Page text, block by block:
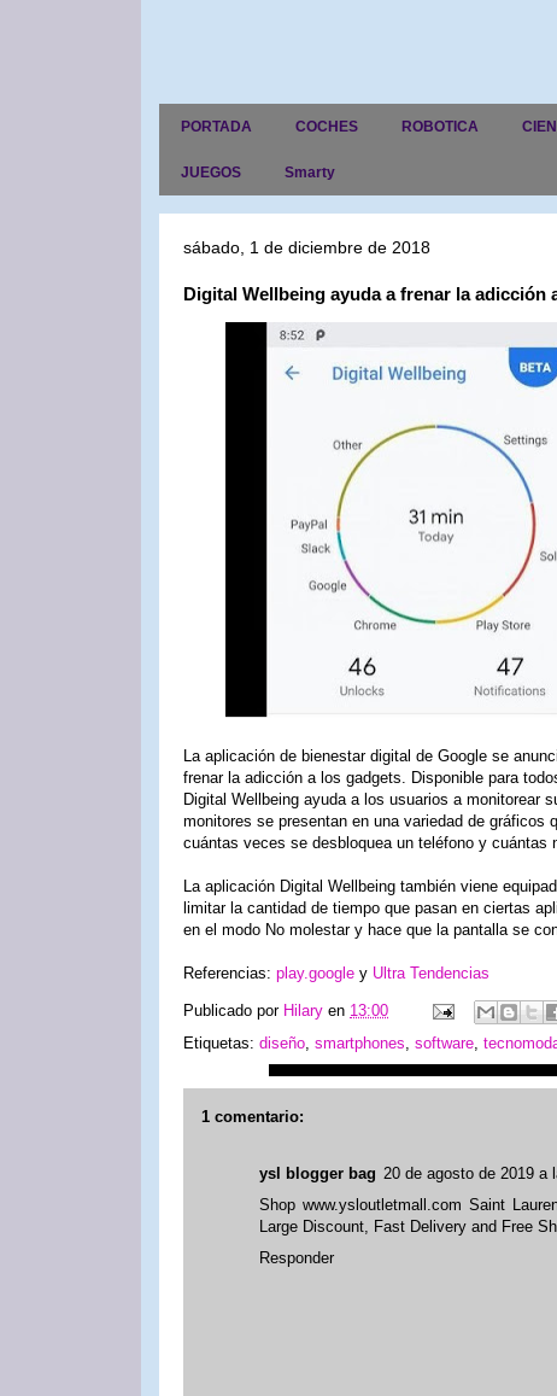
PORTADA COCHES ROBOTICA
JUEGOS Smarty
sábado, 1 de diciembre de 2018
Digital Wellbeing ayuda a frenar la adicción
La aplicación de bienestar digital de Google se
frenar la adicción a los gadgets. Disponible para
Digital Wellbeing ayuda a los usuarios a monitorear
monitores se presentan en una variedad de
cuántas veces se desbloquea un teléfono y cuántas
La aplicación Digital Wellbeing también viene
limitar la cantidad de tiempo que pasan en ciertas
en el modo No molestar y hace que la pantalla se
Referencias: play.google y Ultra Tendencias
Publicado por Hilary en 13:00
Etiquetas: diseño, smartphones, software,
1 comentario:
ysl blogger bag 20 de agosto de 2019 a
Shop www.ysloutletmall.com Saint
Large Discount, Fast Delivery and Free
Responder